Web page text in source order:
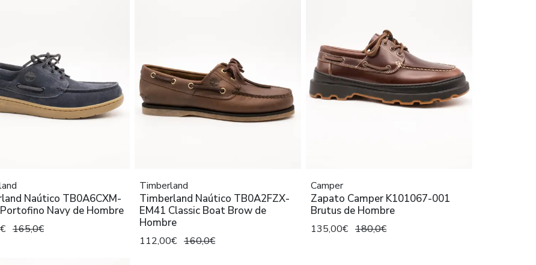
Naútico TB0A6CXM-
Navy de Hombre
165,0€
Timberland
Timberland Naútico TB0A2FZX-
EM41 Classic Boat Brow de
Hombre
112,00€ 160,0€
Camper
Zapato Camper K101067-001
Brutus de Hombre
135,00€ 180,0€